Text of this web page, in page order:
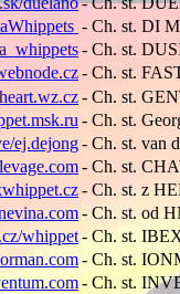
- Ch. st. DI
- Ch. st.
- Ch. st.
- Ch. st.
- Ch. st.
ej.dejong- Ch. st. van
- Ch. st.
- Ch. st. z
- Ch. st. od
whippet- Ch. st.
- Ch. st.
- Ch. st.